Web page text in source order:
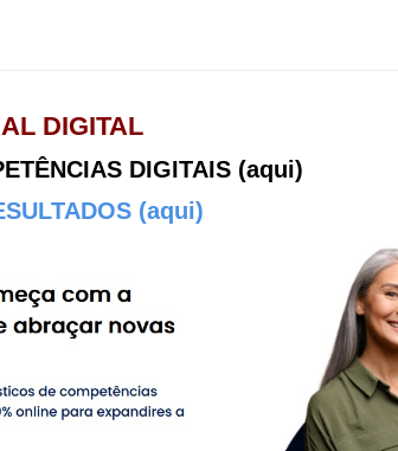
DIGITAL
DIGITAIS (aqui)
(aqui)